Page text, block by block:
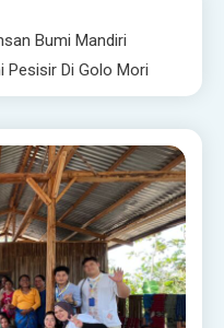
Bumi Mandiri
Pesisir Di Golo Mori